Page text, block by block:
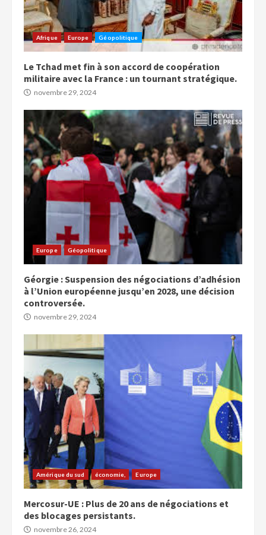
Afrique Europe Géopolitique
Le Tchad met fin à son accord de coopération
militaire avec la France : un tournant stratégique.
novembre 29, 2024
Europe Géopolitique
Géorgie : Suspension des négociations d’adhésion
à l’Union européenne jusqu’en 2028, une décision
controversée.
novembre 29, 2024
Amérique du sud économie, Europe
Mercosur-UE : Plus de 20 ans de négociations et
des blocages persistants.
novembre 26, 2024